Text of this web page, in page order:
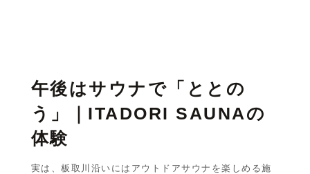
午後はサウナで「ととの
う」｜ITADORI SAUNAの
体験
実は、板取川沿いにはアウトドアサウナを楽しめる施